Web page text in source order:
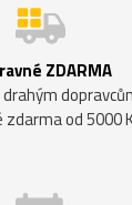
ZDARMA
zdarma od 5000